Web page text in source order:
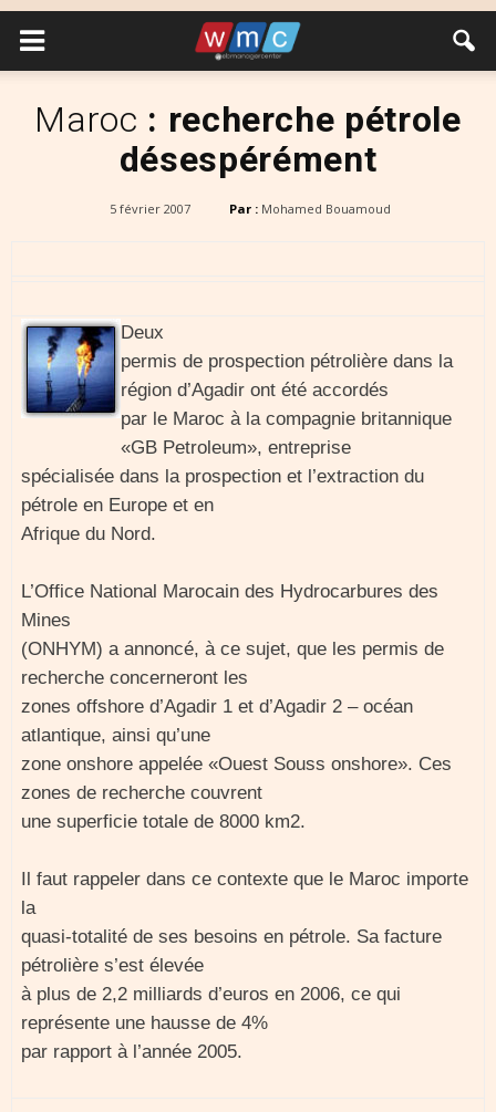
Maroc : recherche pétrole
désespérément
5 février 2007 Par : Mohamed Bouamoud
Deux
permis de prospection pétrolière dans la
région d’Agadir ont été accordés
par le Maroc à la compagnie britannique
«GB Petroleum», entreprise
spécialisée dans la prospection et l’extraction du
pétrole en Europe et en
Afrique du Nord.
L’Office National Marocain des Hydrocarbures des
Mines
(ONHYM) a annoncé, à ce sujet, que les permis de
recherche concerneront les
zones offshore d’Agadir 1 et d’Agadir 2 – océan
atlantique, ainsi qu’une
zone onshore appelée «Ouest Souss onshore». Ces
zones de recherche couvrent
une superficie totale de 8000 km2.
Il faut rappeler dans ce contexte que le Maroc importe
la
quasi-totalité de ses besoins en pétrole. Sa facture
pétrolière s’est élevée
à plus de 2,2 milliards d’euros en 2006, ce qui
représente une hausse de 4%
par rapport à l’année 2005.